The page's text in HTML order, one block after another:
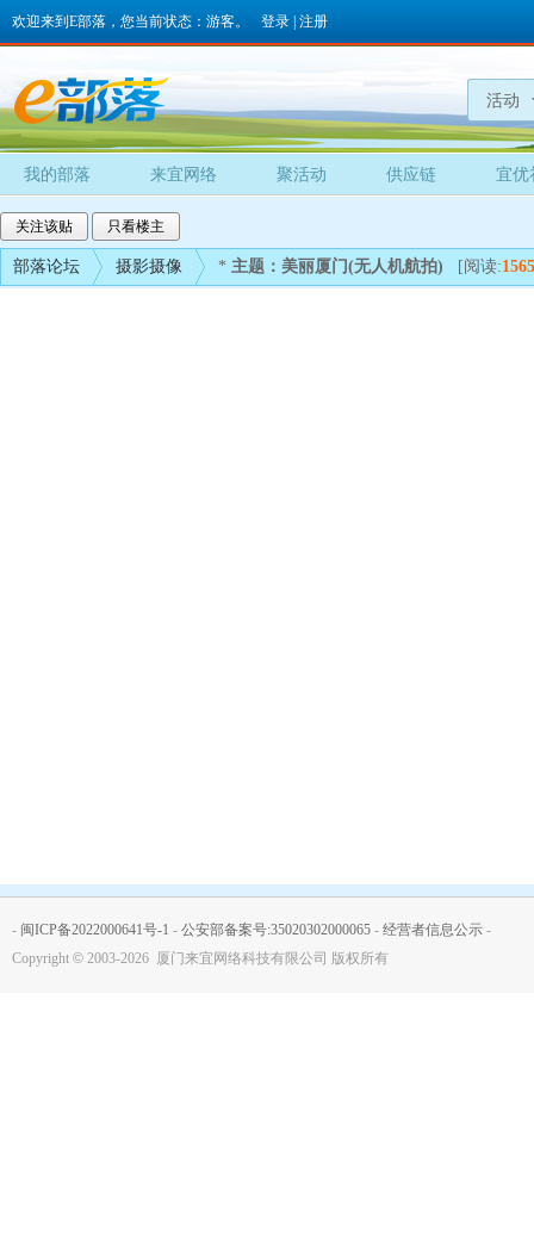
欢迎来到E部落，您当前状态：游客。 登录 注册
活动
我的部落 来宜网络 聚活动 供应链 宜优
关注该贴 只看楼主
部落论坛 摄影摄像 * 主题：美丽厦门(无人机航拍) [阅读:
- 闽ICP备2022000641号-1 - 公安部备案号:35020302000065 - 经营者信息公示 -
Copyright © 2003-2026 厦门来宜网络科技有限公司 版权所有